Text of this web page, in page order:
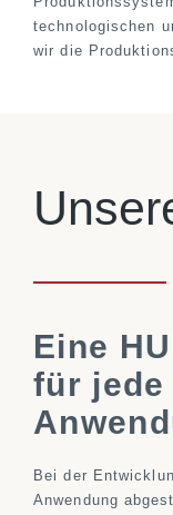
technologischen
wir die
Eine
für jede
Bei der
Anwendung